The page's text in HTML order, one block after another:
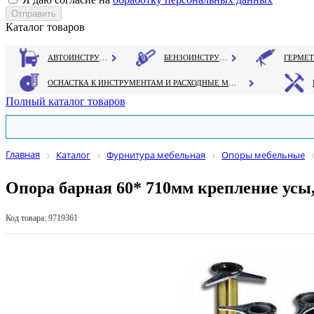
Каталог товаров
Полный каталог товаров
Главная Каталог Фурнитура мебельная Опоры мебельные
Опора барная 60* 710мм крепление
Код товара: 9719361